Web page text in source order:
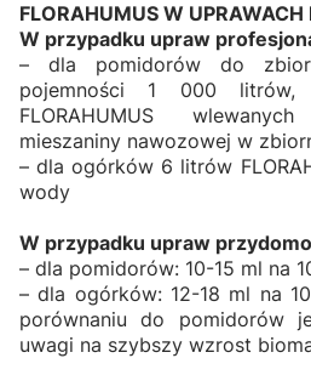
FLORAHUMUS W
W przypadku upraw
– dla pomidorów do
pojemności 1 000
FLORAHUMUS
mieszaniny nawozowej w
– dla ogórków 6 litrów
wody
W przypadku upraw
– dla pomidorów: 10-15 ml na
– dla ogórków: 12-18 ml na
porównaniu do pomidorów
uwagi na szybszy wzrost